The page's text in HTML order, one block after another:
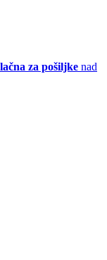
za pošiljke nad